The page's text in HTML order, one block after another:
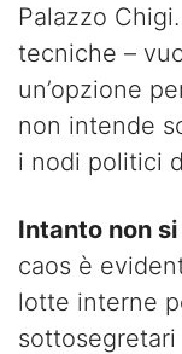
Palazzo
tecniche –
un’opzione
non intende
i nodi politici
Intanto non
caos è
lotte interne